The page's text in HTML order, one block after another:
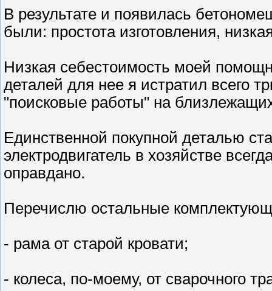
В результате и появилась
были: простота изготовления,
Низкая себестоимость моей
деталей для нее я истратил всего
"поисковые работы" на
Единственной покупной деталью
электродвигатель в хозяйстве
оправдано.
Перечислю остальные
- рама от старой кровати;
- колеса, по-моему, от сварочного